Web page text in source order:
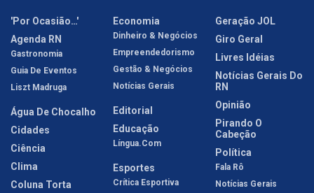
'Por Ocasião…'
Agenda RN
Gastronomia
Guia De Eventos
Liszt Madruga
Água De Chocalho
Cidades
Ciência
Clima
Coluna Torta
Economia
Dinheiro & Negócios
Empreendedorismo
Gestão & Negócios
Notícias Gerais
Editorial
Educação
Língua.com
Esportes
Crítica Esportiva
Geração JOL
Giro Geral
Livres Idéias
Notícias Gerais Do
RN
Opinião
Pirando O
Cabeção
Política
Fala Rô
Notícias Gerais